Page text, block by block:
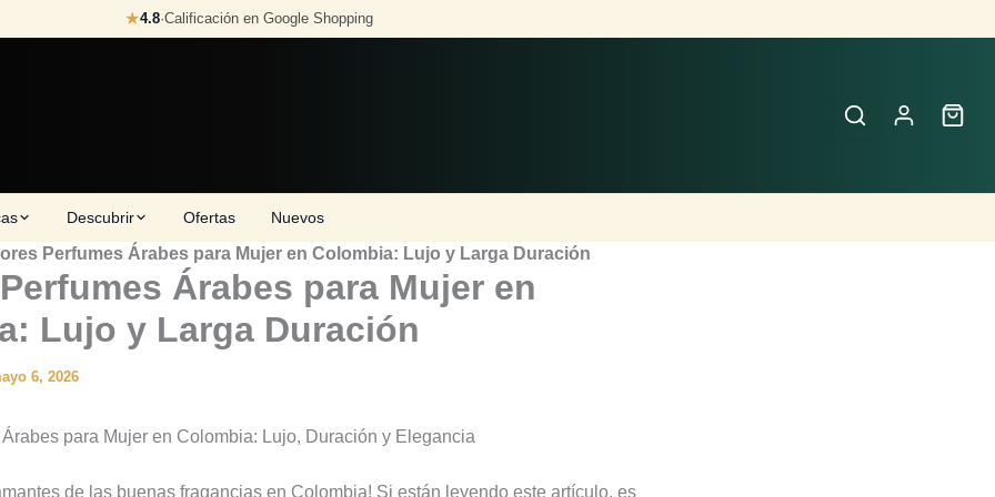
★4.8·Calificación en Google Shopping
Descubrir Ofertas Nuevos
Perfumes Árabes para Mujer en Colombia: Lujo y Larga Duración
Árabes para Mujer en
Lujo y Larga Duración
6, 2026
para Mujer en Colombia: Lujo, Duración y Elegancia
de las buenas fragancias en Colombia! Si están leyendo este artículo, es